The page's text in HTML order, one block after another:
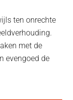
ten onrechte
met de
evengoed de